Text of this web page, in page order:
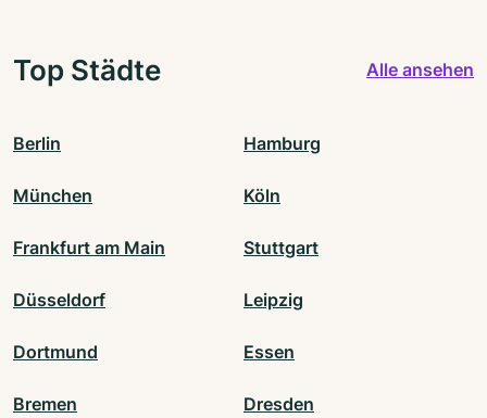
Top Städte Alle ansehen
Berlin Hamburg
München Köln
Frankfurt am Main Stuttgart
Düsseldorf Leipzig
Dortmund Essen
Bremen Dresden